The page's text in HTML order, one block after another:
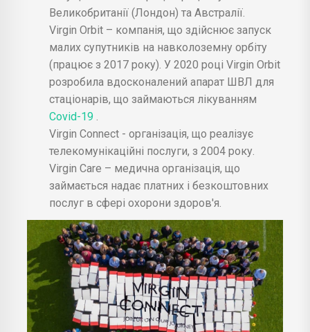
Великобританії (Лондон) та Австралії.
Virgin Orbit – компанія, що здійснює запуск
малих супутників на навколоземну орбіту
(працює з 2017 року). У 2020 році Virgin Orbit
розробила вдосконалений апарат ШВЛ для
стаціонарів, що займаються лікуванням
Covid-19
Virgin Connect - організація, що реалізує
телекомунікаційні послуги, з 2004 року.
Virgin Care – медична організація, що
займається надає платних і безкоштовних
послуг в сфері охорони здоров'я.